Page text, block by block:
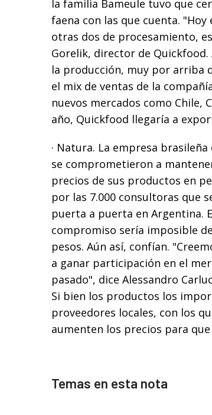
la familia Bameule tuvo que
faena con las que cuenta.
otras dos de procesamiento,
Gorelik, director de
la producción, muy por arriba
el mix de ventas de la
nuevos mercados como Chile,
año, Quickfood llegaría a
· Natura. La empresa
se comprometieron a
precios de sus productos en
por las 7.000 consultoras que
puerta a puerta en Argentina.
compromiso sería imposible
pesos. Aún así, confían.
a ganar participación en el
pasado", dice Alessandro
Si bien los productos los
proveedores locales, con los
aumenten los precios para
Temas en esta nota